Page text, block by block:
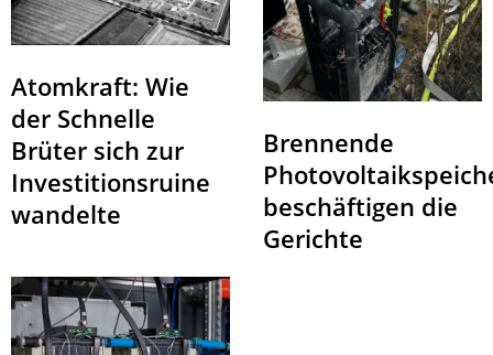
Atomkraft: Wie
der Schnelle
Brüter sich zur
Investitionsruine
wandelte
Brennende
beschäftigen die
Gerichte